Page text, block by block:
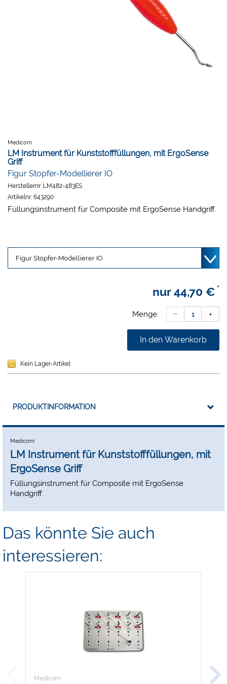
Medicom
LM Instrument für Kunststofffüllungen, mit ErgoSense
Griff
Figur Stopfer-Modellierer IO
Herstellernr: LM482-483ES
Artikelnr: 643290
Füllungsinstrument für Composite mit ErgoSense Handgriff.
nur44,70 € *
Menge:
In den Warenkorb
Kein Lager-Artikel
PRODUKTINFORMATION
Medicom
LM Instrument für Kunststofffüllungen, mit
ErgoSense Griff
Füllungsinstrument für Composite mit ErgoSense
Handgriff.
Das könnte Sie auch
interessieren:
Medicom